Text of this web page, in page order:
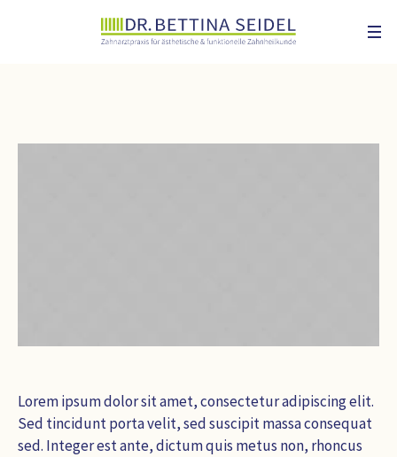
Lorem ipsum dolor sit amet, consectetur adipiscing elit.
Sed tincidunt porta velit, sed suscipit massa consequat
sed. Integer est ante, dictum quis metus non, rhoncus